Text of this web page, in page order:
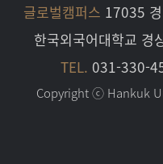
글로벌캠퍼스 17035
한국외국어대학교 경
TEL. 031-330-
Copyright ⓒ Hankuk